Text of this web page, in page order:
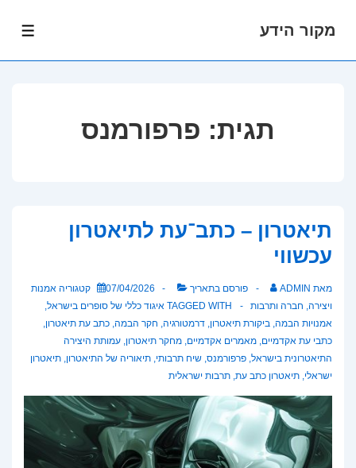
מקור הידע
תגית: פרפורמנס
תיאטרון – כתב־עת לתיאטרון
עכשווי
מאת ADMIN פורסם בתאריך 07/04/2026 קטגוריה אמנות
ויצירה, חברה ותרבות TAGGED WITH איגוד כללי של סופרים בישראל,
אמנויות הבמה, ביקורת תיאטרון, דרמטורגיה, חקר הבמה, כתב עת תיאטרון,
כתבי עת אקדמיים, מאמרים אקדמיים, מחקר תיאטרון, עמותת היצירה
התיאטרונית בישראל, פרפורמנס, שיח תרבותי, תיאוריה של התיאטרון, תיאטרון
ישראלי, תיאטרון כתב עת, תרבות ישראלית